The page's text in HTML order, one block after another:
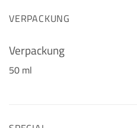
VERPACKUNG
Verpackung
50 ml